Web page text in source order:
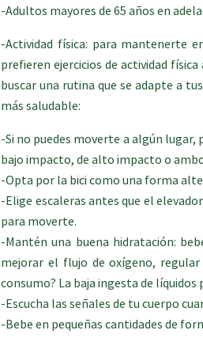
-Adultos mayores de 65 años en
-Actividad física: para mantenerte
prefieren ejercicios de actividad
buscar una rutina que se adapte a
más saludable:
-Si no puedes moverte a algún lugar,
bajo impacto, de alto impacto o
-Opta por la bici como una forma
-Elige escaleras antes que el
para moverte.
-Mantén una buena hidratación:
mejorar el flujo de oxígeno,
consumo? La baja ingesta de
-Escucha las señales de tu cuerpo
-Bebe en pequeñas cantidades de